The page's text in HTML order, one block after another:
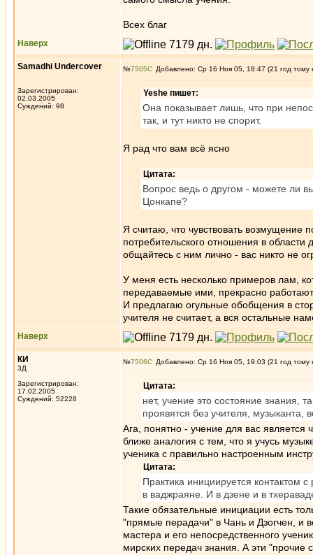
Всех благ
Наверх
Samadhi Undercover
Зарегистрирован:
02.03.2005
Суждений: 98
№7505 Добавлено: Ср 16 Ноя 05, 18:47 (21 год тому
Yeshe пишет:
Она показывает лишь, что при
так, и тут никто не спорит.
Я рад что вам всё ясно
Цитата:
Вопрос ведь о другом - можете ли
Цонкапе?
Я считаю, что чувствовать возмущение
потребительского отношения в
общайтесь с ним лично - вас никто не
У меня есть несколько примеров лам,
передаваемые ими, прекрасно
И предлагаю огульные обобщения в
учителя не считает, а вся остальные
Наверх
КИ
3Д
Зарегистрирован:
17.02.2005
Суждений: 52228
№7506 Добавлено: Ср 16 Ноя 05, 19:03 (21 год тому
Цитата:
нет, учение это состояние знания,
проявятся без учителя, музыканта,
Ага, понятно - учение для вас
ближе аналогия с тем, что я учусь
ученика с правильно настроенным
Цитата:
Практика инициируется контактом
в ваджраяне. И в дзене и в
Такие обязательные инициации есть
"прямые перадачи" в Чань и Дзогчен, и
мастера и его непосредственного
мирских передач знания. А эти "прочие